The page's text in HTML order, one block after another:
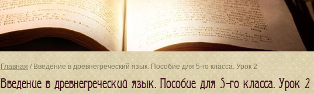
Главная / Введение в древнегреческий язык. Пособие для 5-го класса. Урок 2
Введение в древнегреческий язык. Пособие для 5-го класса. Урок 2